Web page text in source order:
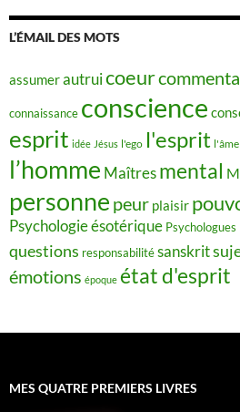
L’ÉMAIL DES MOTS
assumerautruicoeur
connaissance conscience
esprit idée Jésus l'ego l'esprit l'âme
l’homme Maîtres mental
personne peur plaisir
Psychologie ésotérique
questions responsabilitésanskrit
émotions époque état d'esprit
MES QUATRE PREMIERS LIVRES